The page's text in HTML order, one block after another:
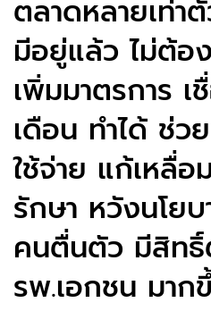
ตลาดหลายเท่า
มีอยู่แล้ว ไม่ต้อ
เพิ่มมาตรการ เ
เดือน ทำได้ ช่ว
ใช้จ่าย แก้เหลื่อ
รักษา หวังนโย
คนตื่นตัว มีสิท
รพ.เอกชน มาก